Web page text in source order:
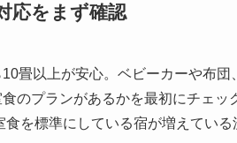
応をまず確認
畳以上が安心。ベビーカーや布
のプランがあるかを最初にチェ
を標準にしている宿が増えている